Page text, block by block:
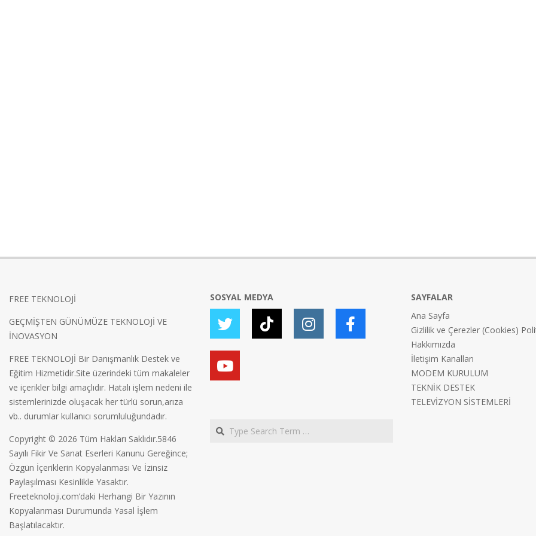
FREE TEKNOLOJİ
GEÇMİŞTEN GÜNÜMÜZE TEKNOLOJİ VE
İNOVASYON
FREE TEKNOLOJİ Bir Danışmanlık Destek ve
Eğitim Hizmetidir.Site üzerindeki tüm makaleler
ve içerikler bilgi amaçlıdır. Hatalı işlem nedeni ile
sistemlerinizde oluşacak her türlü sorun,arıza
vb.. durumlar kullanıcı sorumluluğundadır.
Copyright © 2026 Tüm Hakları Saklıdır.5846
Sayılı Fikir Ve Sanat Eserleri Kanunu Gereğince;
Özgün İçeriklerin Kopyalanması Ve İzinsiz
Paylaşılması Kesinlikle Yasaktır.
Freeteknoloji.com’daki Herhangi Bir Yazının
Kopyalanması Durumunda Yasal İşlem
Başlatılacaktır.
SOSYAL MEDYA
Search
SAYFALAR
Ana Sayfa
Gizlilik ve Çerezler (Cookies)
Hakkımızda
İletişim Kanalları
MODEM KURULUM
TEKNİK DESTEK
TELEVİZYON SİSTEMLERİ